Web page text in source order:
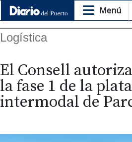
Menú
Logística
El Consell
la fase 1 de la
intermodal de